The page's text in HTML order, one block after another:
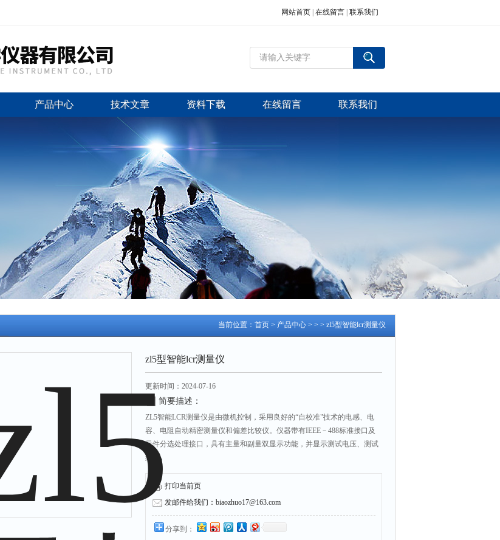
网站首页 在线留言 联系我们
产品中心 技术文章 资料下载 在线留言 联系我们
当前位置： 首页 > 产品中心 > > > zl5型智能lcr测量仪
zl5型智能lcr测量仪
更新时间：2024-07-16
简要描述：
ZL5智能LCR测量仪是由微机控制，采用良好的“自校准"技术的电感、电
容、电阻自动精密测量仪和偏差比较仪。仪器带有IEEE－488标准接口及
元件分选处理接口，具有主量和副量双显示功能，并显示测试电压、测试
频率。
打印当前页
发邮件给我们：biaozhuo17@163.com
分享到：